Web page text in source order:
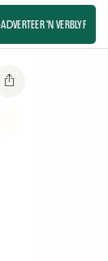
ADVERTEER 'N VERBLYF